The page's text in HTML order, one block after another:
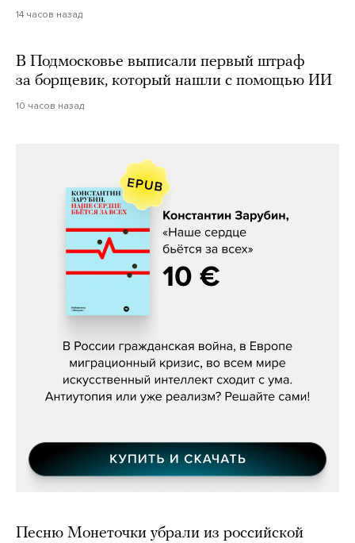
14 часов назад
В Подмосковье выписали первый штраф
за борщевик, который нашли с помощью ИИ
10 часов назад
Константин Зарубин, «Наше сердце
Песню Монеточки убрали из российской